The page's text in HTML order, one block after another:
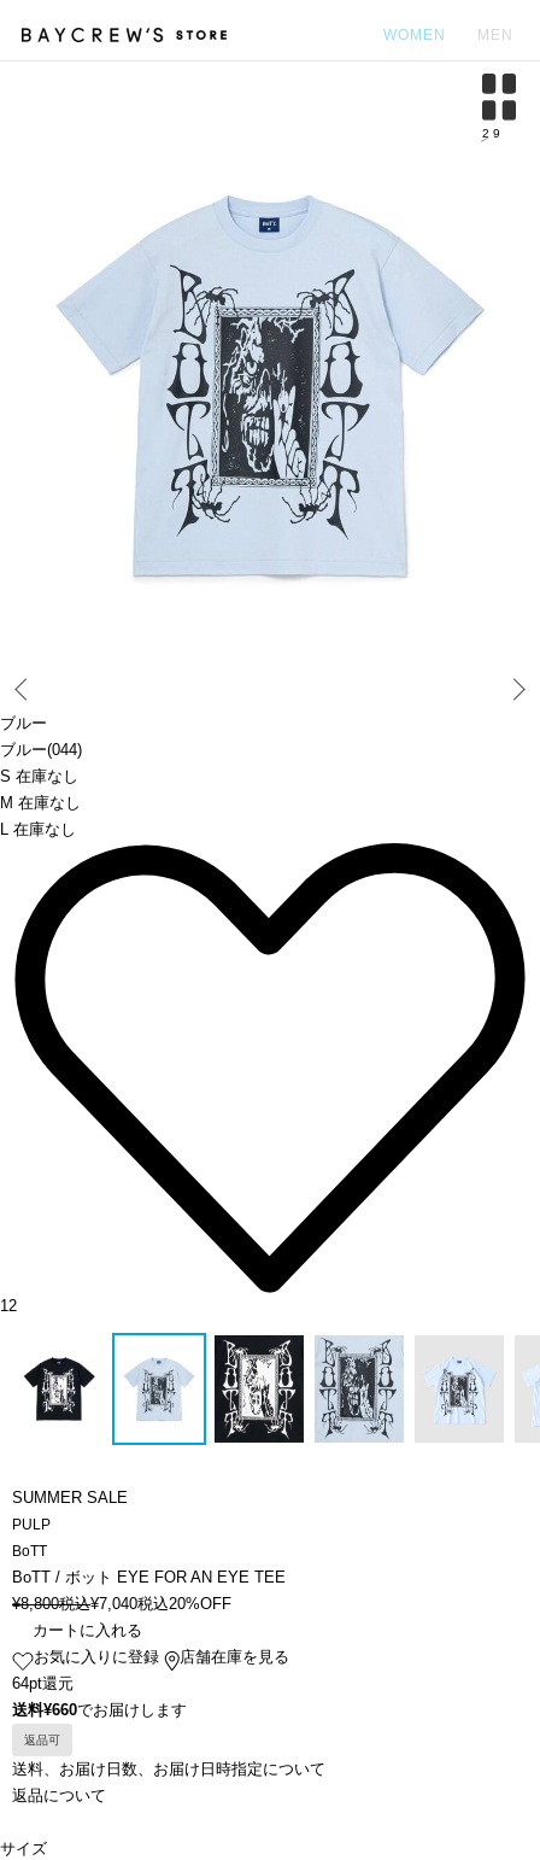
WOMEN MEN
ブルー
ブルー(044)
S 在庫なし
M 在庫なし
L 在庫なし
2 9
12
SUMMER SALE
PULP
BoTT
BoTT / ボット EYE FOR AN EYE TEE
¥8,800税込¥7,040税込20%OFF
カートに入れる
お気に入りに登録
店舗在庫を見る
64pt還元
送料¥660でお届けします
返品可
送料、お届け日数、お届け日時指定について
返品について
サイズ